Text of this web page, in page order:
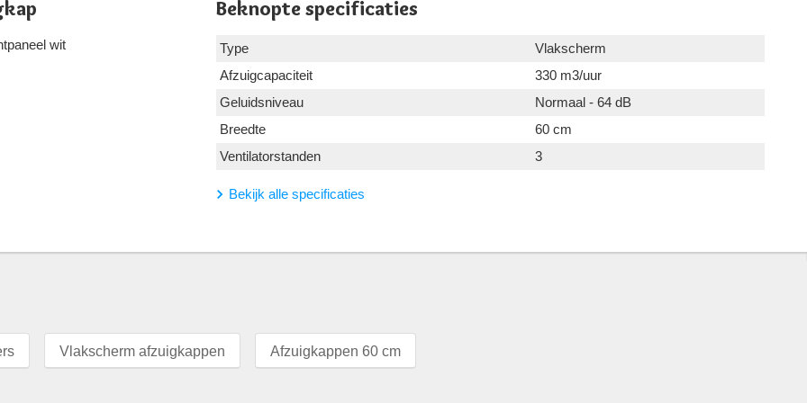
wit
Beknopte specificaties
Type
Vlakscherm
Afzuigcapaciteit
330 m3/uur
Geluidsniveau
Normaal - 64 dB
Breedte
60 cm
Ventilatorstanden
3
Bekijk alle specificaties
Vlakscherm afzuigkappen Afzuigkappen 60 cm